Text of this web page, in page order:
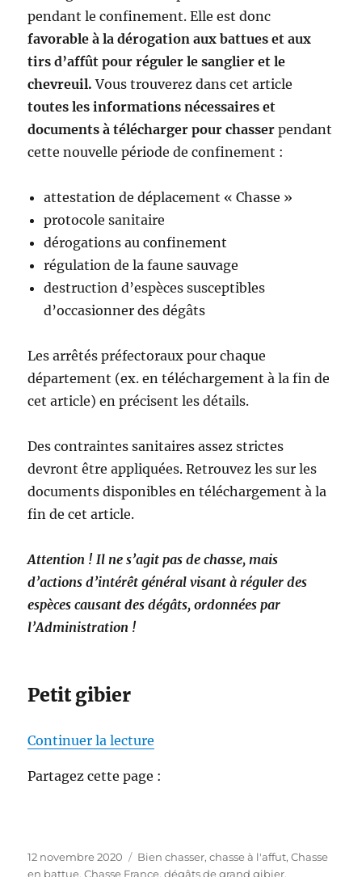
e
n
c
h
s
e
p
e
t
g
e
r
,
e
pendant le confinement. Elle est donc
favorable à la dérogation aux battues et aux
tirs d’affût pour réguler le sanglier et le
chevreuil.Vous trouverez dans cet article
toutes les informations nécessaires et
documents à télécharger pour chasserpendant
cette nouvelle période de confinement :
attestation de déplacement « Chasse »
protocole sanitaire
dérogations au confinement
régulation de la faune sauvage
destruction d’espèces susceptibles
d’occasionner des dégâts
Les arrêtés préfectoraux pour chaque
département (ex. en téléchargement à la fin de
cet article) en précisent les détails.
Des contraintes sanitaires assez strictes
devront être appliquées. Retrouvez les sur les
documents disponibles en téléchargement à la
fin de cet article.
Attention ! Il ne s’agit pas de chasse, mais
d’actions d’intérêt général visant à réguler des
espèces causant des dégâts, ordonnées par
l’Administration !
Petit gibier
Continuer la lecture
Partagez cette page :
P
u
12 novembre 2020
C
a
Bien chasser,chasse à l'affut,Chasse
en battue,Chasse France,dégâts de grand gibier,